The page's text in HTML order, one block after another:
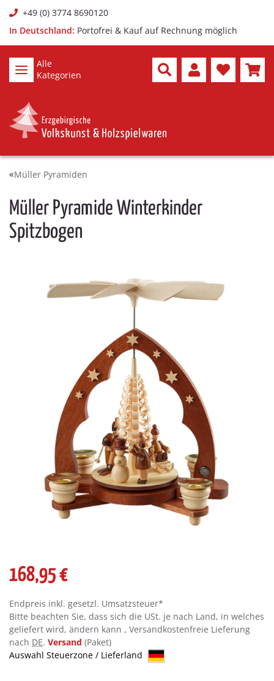
+49 (0) 3774 8690120
In Deutschland: Portofrei & Kauf auf Rechnung möglich
Alle
Kategorien
Müller Pyramiden
Müller Pyramide Winterkinder
Spitzbogen
168,95 €
Endpreis inkl. gesetzl. Umsatzsteuer*
Bitte beachten Sie, dass sich die USt. je nach Land, in welches
geliefert wird, ändern kann , Versandkostenfreie Lieferung
nach DE. Versand (Paket)
Auswahl Steuerzone / Lieferland